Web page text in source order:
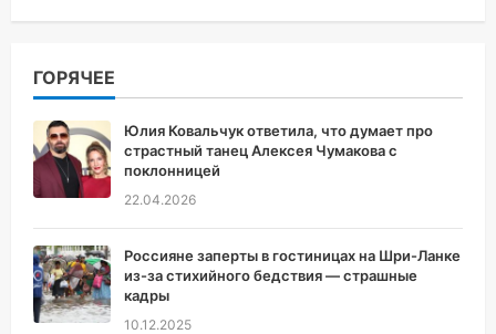
ГОРЯЧЕЕ
Юлия Ковальчук ответила, что думает про
страстный танец Алексея Чумакова с
поклонницей
22.04.2026
Россияне заперты в гостиницах на Шри-Ланке
из-за стихийного бедствия — страшные
кадры
10.12.2025